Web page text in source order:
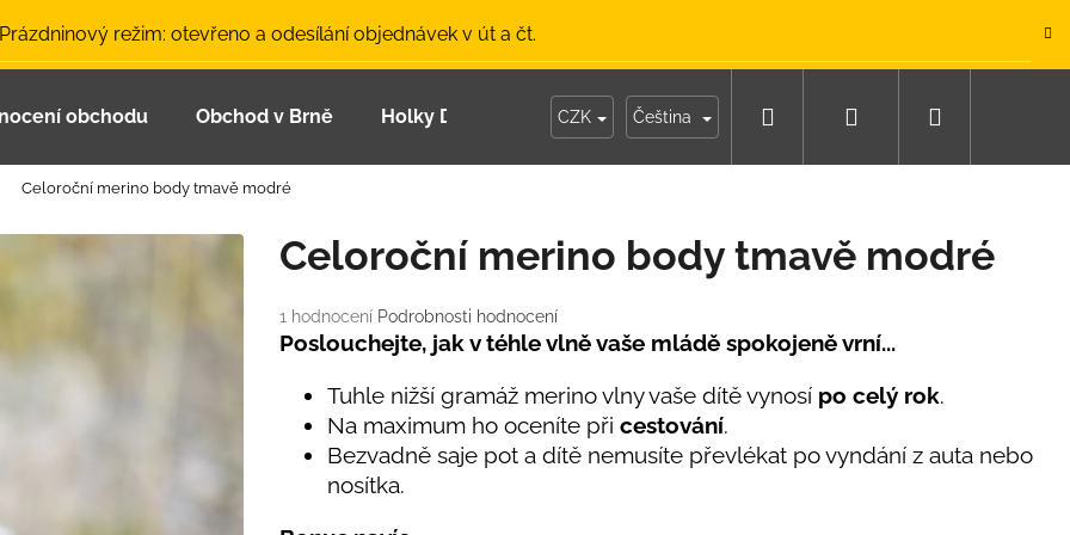
režim: otevřeno a odesílání objednávek v út a čt.
obchodu Obchod v Brně Holky Dupeťačky Moje objednávka
CZK Čeština Hledat Přihlášení
Celoroční merino body tmavě modré
Průměrné
hodnocení
1 hodnocení Podrobnosti hodnocení
Celoroční merino body tmavě modré
Poslouchejte, jak v téhle vlně vaše mládě spokojeně vrní...
Tuhle nižší gramáž merino vlny vaše dítě vynosí po celý rok.
Na maximum ho oceníte při cestování.
Bezvadně saje pot a dítě nemusíte převlékat po vyndání z auta nebo
nosítka.
Co potřebujete najít?
ČEPICE UV 30 SVĚTLE MODRÁ